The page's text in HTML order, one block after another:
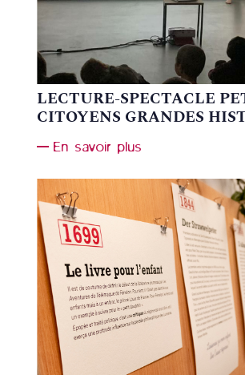
LECTURE-SPECTACLE
CITOYENS GRANDES
En savoir plus